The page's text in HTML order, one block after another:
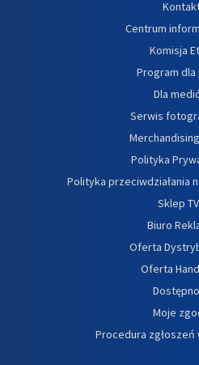
Centrum
Komisja
Program dla
Dla
Serwis
Polityka
Polityka przeciwdziałania
Sklep
Biuro
Oferta
Oferta
Moje
Procedura zgłoszeń